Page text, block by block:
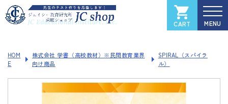
CART
全国大学入試過去問データベース
（イグザム）
HOM
E
株式会社 学書（高校教材）※民間教育業界
向け商品
SPIRAL（スパイラ
ル）